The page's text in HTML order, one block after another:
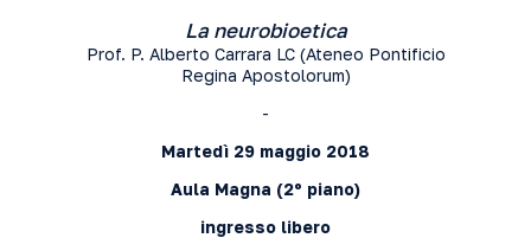
La neurobioetica
Prof. P. Alberto Carrara LC (Ateneo Pontificio
Regina Apostolorum)
-
Martedì 29 maggio 2018
Aula Magna (2º piano)
ingresso libero